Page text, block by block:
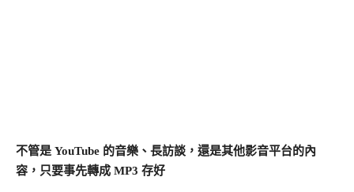
不管是 YouTube 的音樂、長訪談，還是其他影音平台的內
容，只要事先轉成 MP3 存好